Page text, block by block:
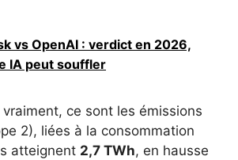
vs OpenAI : verdict en 2026,
IA peut souffler
ce sont les émissions
2), liées à la consommation
atteignent 2,7 TWh, en hausse